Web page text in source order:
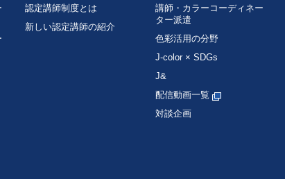
認定講師制度とは
新しい認定講師の紹介
講師・カラーコーディネー
ター派遣
色彩活用の分野
J-color × SDGs
J&
配信動画一覧
対談企画